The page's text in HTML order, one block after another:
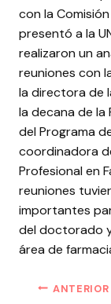
con la
presentó a la
realizaron un
reuniones con
la directora de
la decana de la
del Programa
coordinadora
Profesional en
reuniones
importantes
del doctorado
área de
ANTERIOR